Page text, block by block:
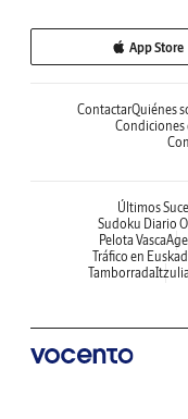
App Store
ContactarQuiénes
Condiciones
Últimos
Sudoku Diario
Pelota Vasca
Tráfico en
TamborradaItzulia